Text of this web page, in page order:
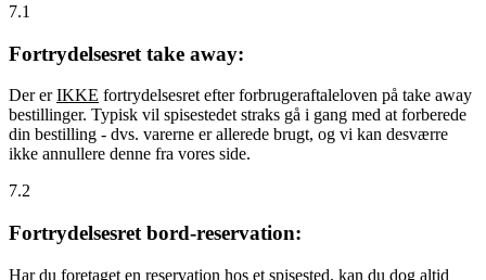
7.1
Fortrydelsesret take away:
Der erIKKE fortrydelsesret efter forbrugeraftaleloven på take away
bestillinger. Typisk vil spisestedet straks gå i gang med at forberede
din bestilling - dvs. varerne er allerede brugt, og vi kan desværre
ikke annullere denne fra vores side.
7.2
Fortrydelsesret bord-reservation:
Har du foretaget en reservation hos et spisested, kan du dog altid